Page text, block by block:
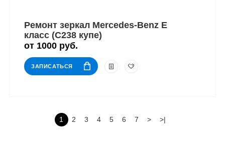
Ремонт зеркал Mercedes-Benz E
класс (C238 купе)
от 1000 руб.
ЗАПИСАТЬСЯ
1 2 3 4 5 6 7 > >|